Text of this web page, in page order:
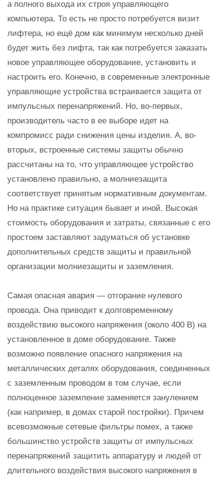
а полного выхода их строя управляющего
компьютера. То есть не просто потребуется визит
лифтера, но ещё дом как минимум несколько дней
будет жить без лифта, так как потребуется заказать
новое управляющее оборудование, установить и
настроить его. Конечно, в современные электронные
управляющие устройства встраивается защита от
импульсных перенапряжений. Но, во-первых,
производитель часто в ее выборе идет на
компромисс ради снижения цены изделия. А, во-
вторых, встроенные системы защиты обычно
рассчитаны на то, что управляющее устройство
установлено правильно, а молниезащита
соответствует принятым нормативным документам.
Но на практике ситуация бывает и иной. Высокая
стоимость оборудования и затраты, связанные с его
простоем заставляют задуматься об установке
дополнительных средств защиты и правильной
организации молниезащиты и заземления.
Самая опасная авария — отгорание нулевого
провода. Она приводит к долговременному
воздействию высокого напряжения (около 400 В) на
установленное в доме оборудование. Также
возможно появление опасного напряжения на
металлических деталях оборудования, соединенных
с заземленным проводом в том случае, если
полноценное заземление заменяется занулением
(как например, в домах старой постройки). Причем
всевозможные сетевые фильтры помех, а также
большинство устройств защиты от импульсных
перенапряжений защитить аппаратуру и людей от
длительного воздействия высокого напряжения в